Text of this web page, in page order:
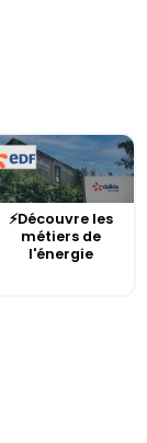
⚡Découvre les
métiers de
l'énergie